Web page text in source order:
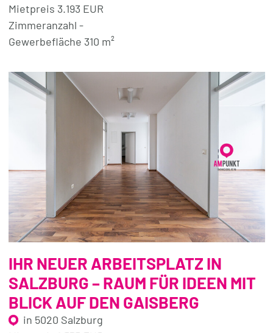
Mietpreis 3.193 EUR
Zimmeranzahl -
Gewerbefläche 310 m²
IHR NEUER ARBEITSPLATZ IN
SALZBURG – RAUM FÜR IDEEN MIT
BLICK AUF DEN GAISBERG
in 5020 Salzburg